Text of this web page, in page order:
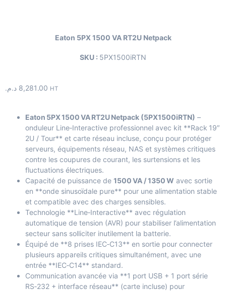
Eaton 5PX 1500 VA RT2U Netpack
SKU : 5PX1500iRTN
8,281.00 د.م. HT
Eaton 5PX 1500 VA RT2U Netpack (5PX1500iRTN) –
onduleur Line‑Interactive professionnel avec kit **Rack 19″
2U / Tour** et carte réseau incluse, conçu pour protéger
serveurs, équipements réseau, NAS et systèmes critiques
contre les coupures de courant, les surtensions et les
fluctuations électriques.
Capacité de puissance de 1500 VA / 1350 W avec sortie
en **onde sinusoïdale pure** pour une alimentation stable
et compatible avec des charges sensibles.
Technologie **Line‑Interactive** avec régulation
automatique de tension (AVR) pour stabiliser l’alimentation
secteur sans solliciter inutilement la batterie.
Équipé de **8 prises IEC‑C13** en sortie pour connecter
plusieurs appareils critiques simultanément, avec une
entrée **IEC‑C14** standard.
Communication avancée via **1 port USB + 1 port série
RS‑232 + interface réseau** (carte incluse) pour